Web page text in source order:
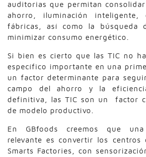
auditorias que permitan
ahorro, iluminación inteligente,
fábricas, así como la búsqueda
minimizar consumo energético.
Si bien es cierto que las TIC no
específico importante en una
un factor determinante para
campo del ahorro y la
definitiva, las TIC son un factor
de modelo productivo.
En GBfoods creemos que
relevante es convertir los centros
Smarts Factories, con